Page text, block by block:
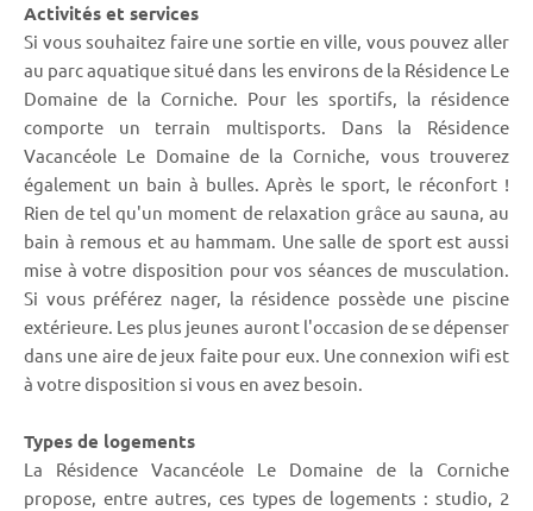
Activités et services
Si vous souhaitez faire une sortie en ville, vous pouvez aller
au parc aquatique situé dans les environs de la Résidence Le
Domaine de la Corniche. Pour les sportifs, la résidence
comporte un terrain multisports. Dans la Résidence
Vacancéole Le Domaine de la Corniche, vous trouverez
également un bain à bulles. Après le sport, le réconfort !
Rien de tel qu'un moment de relaxation grâce au sauna, au
bain à remous et au hammam. Une salle de sport est aussi
mise à votre disposition pour vos séances de musculation.
Si vous préférez nager, la résidence possède une piscine
extérieure. Les plus jeunes auront l'occasion de se dépenser
dans une aire de jeux faite pour eux. Une connexion wifi est
à votre disposition si vous en avez besoin.
Types de logements
La Résidence Vacancéole Le Domaine de la Corniche
propose, entre autres, ces types de logements : studio, 2